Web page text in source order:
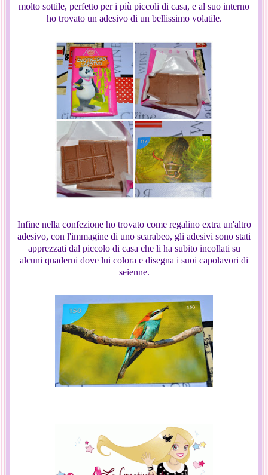
molto sottile, perfetto per i più piccoli di casa, e al suo interno
ho trovato un adesivo di un bellissimo volatile.
Infine nella confezione ho trovato come regalino extra un'altro
adesivo, con l'immagine di uno scarabeo, gli adesivi sono stati
apprezzati dal piccolo di casa che li ha subito incollati su
alcuni quaderni dove lui colora e disegna i suoi capolavori di
seienne.